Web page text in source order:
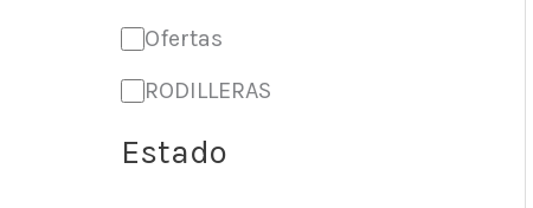
Ofertas
RODILLERAS
Estado